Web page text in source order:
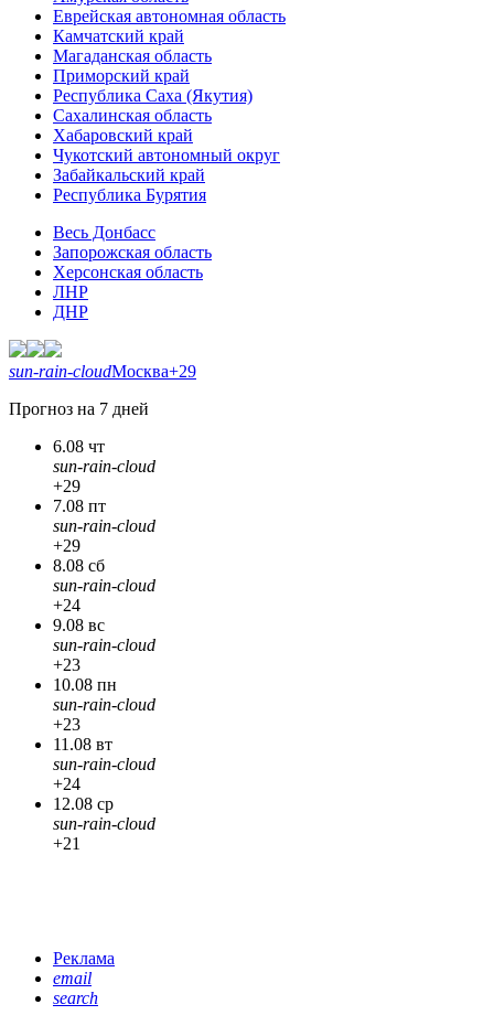
Еврейская автономная область
Камчатский край
Магаданская область
Приморский край
Республика Саха (Якутия)
Сахалинская область
Хабаровский край
Чукотский автономный округ
Забайкальский край
Республика Бурятия
Весь Донбасс
Запорожская область
Херсонская область
ЛНР
ДНР
sun-rain-cloudМосква+29
Прогноз на 7 дней
6.08 чт
sun-rain-cloud
+29
7.08 пт
sun-rain-cloud
+29
8.08 сб
sun-rain-cloud
+24
9.08 вс
sun-rain-cloud
+23
10.08 пн
sun-rain-cloud
+23
11.08 вт
sun-rain-cloud
+24
12.08 ср
sun-rain-cloud
+21
Реклама
email
search